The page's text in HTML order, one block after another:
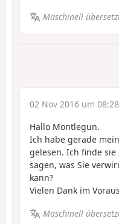
Maschinell
02 Nov 2016 um 08:28
Hallo Montlegun.
Ich habe gerade
gelesen. Ich finde sie
sagen, was Sie
kann?
Vielen Dank im
Maschinell